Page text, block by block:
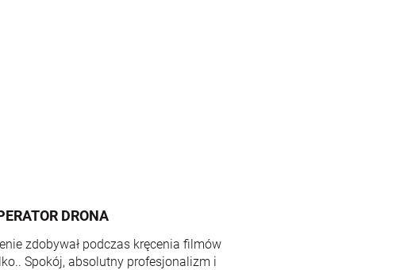
DRONA
zdobywał podczas kręcenia filmów
Spokój, absolutny profesjonalizm i